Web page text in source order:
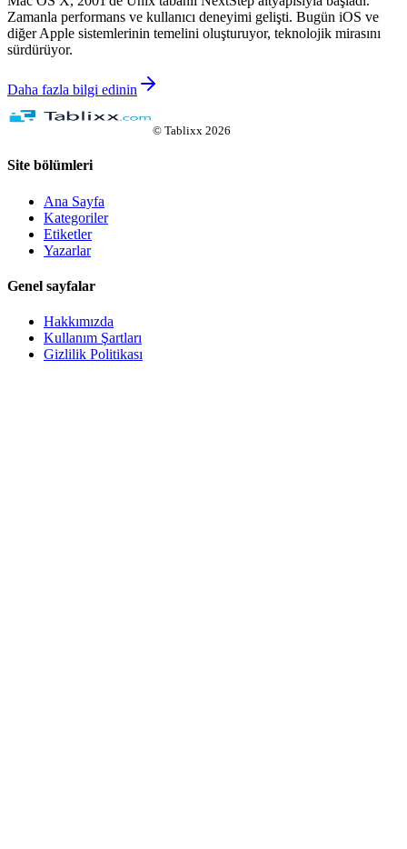
Zamanla performans ve kullanıcı deneyimi gelişti. Bugün iOS ve
diğer Apple sistemlerinin temelini oluşturuyor, teknolojik mirasını
sürdürüyor.
Daha fazla bilgi edinin
© Tablixx 2026
Site bölümleri
Ana Sayfa
Kategoriler
Etiketler
Yazarlar
Genel sayfalar
Hakkımızda
Kullanım Şartları
Gizlilik Politikası